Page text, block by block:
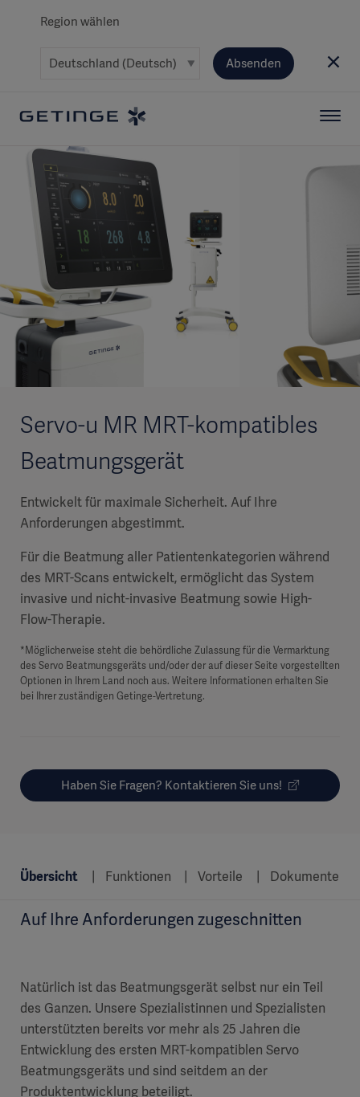
Region wählen
Absenden
Servo-u MR MRT-kompatibles
Beatmungsgerät
Entwickelt für maximale Sicherheit. Auf Ihre
Anforderungen abgestimmt.
Für die Beatmung aller Patientenkategorien während
des MRT-Scans entwickelt, ermöglicht das System
invasive und nicht-invasive Beatmung sowie High-
Flow-Therapie.
*Möglicherweise steht die behördliche Zulassung für die Vermarktung
des Servo Beatmungsgeräts und/oder der auf dieser Seite vorgestellten
Optionen in Ihrem Land noch aus. Weitere Informationen erhalten Sie
bei Ihrer zuständigen Getinge-Vertretung.
Haben Sie Fragen? Kontaktieren Sie uns!
Übersicht Funktionen Vorteile Dokumente
Auf Ihre Anforderungen zugeschnitten
Natürlich ist das Beatmungsgerät selbst nur ein Teil
des Ganzen. Unsere Spezialistinnen und Spezialisten
unterstützten bereits vor mehr als 25 Jahren die
Entwicklung des ersten MRT-kompatiblen Servo
Beatmungsgeräts und sind seitdem an der
Produktentwicklung beteiligt.